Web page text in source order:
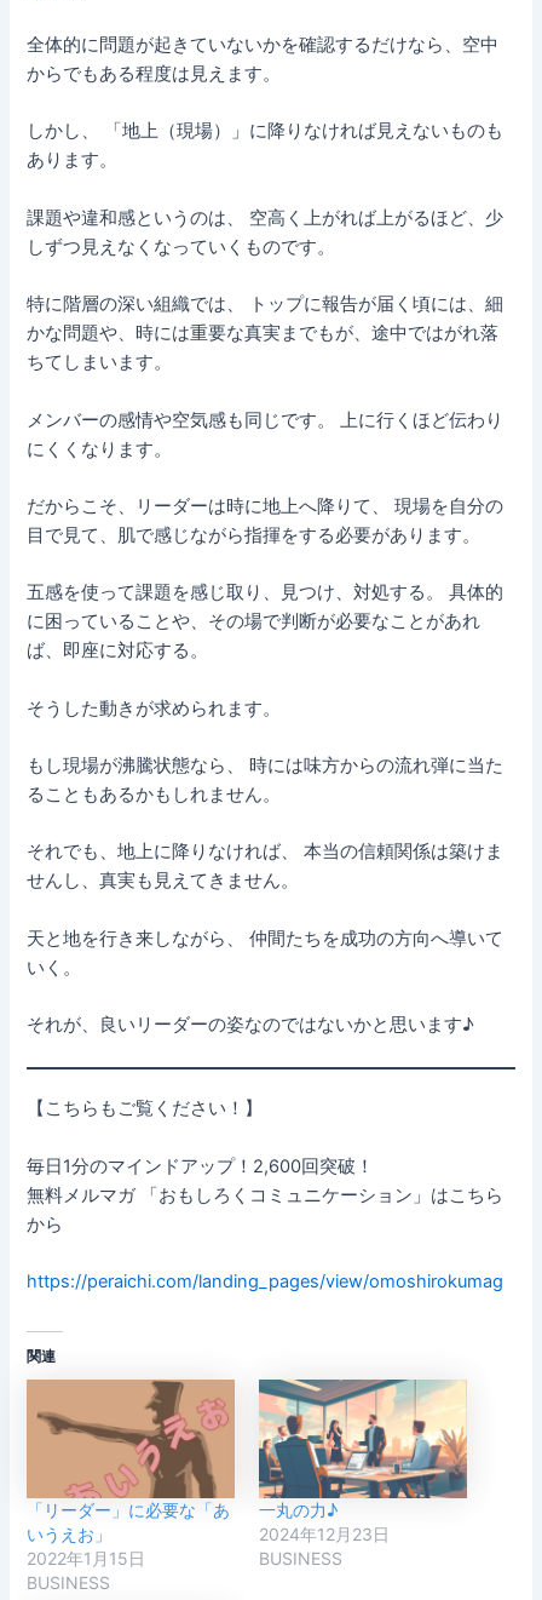
全体的に問題が起きていないかを確認するだけなら、空中
からでもある程度は見えます。
しかし、 「地上（現場）」に降りなければ見えないものも
あります。
課題や違和感というのは、 空高く上がれば上がるほど、少
しずつ見えなくなっていくものです。
特に階層の深い組織では、 トップに報告が届く頃には、細
かな問題や、時には重要な真実までもが、途中ではがれ落
ちてしまいます。
メンバーの感情や空気感も同じです。 上に行くほど伝わり
にくくなります。
だからこそ、リーダーは時に地上へ降りて、 現場を自分の
目で見て、肌で感じながら指揮をする必要があります。
五感を使って課題を感じ取り、見つけ、対処する。 具体的
に困っていることや、その場で判断が必要なことがあれ
ば、即座に対応する。
そうした動きが求められます。
もし現場が沸騰状態なら、 時には味方からの流れ弾に当た
ることもあるかもしれません。
それでも、地上に降りなければ、 本当の信頼関係は築けま
せんし、真実も見えてきません。
天と地を行き来しながら、 仲間たちを成功の方向へ導いて
いく。
それが、良いリーダーの姿なのではないかと思います♪
【こちらもご覧ください！】
毎日1分のマインドアップ！2,600回突破！
無料メルマガ 「おもしろくコミュニケーション」はこちら
から
https://peraichi.com/landing_pages/view/omoshirokumag
関連
「リーダー」に必要な「あ
いうえお」
2022年1月15日
BUSINESS
一丸の力♪
2024年12月23日
BUSINESS